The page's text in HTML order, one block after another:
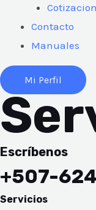
Contacto
Manuales
Mi Perfil
Escríbenos
+507-
Servicios